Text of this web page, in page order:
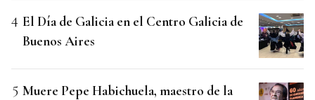
El Día de Galicia en el Centro Galicia de
Buenos Aires
Muere Pepe Habichuela, maestro de la